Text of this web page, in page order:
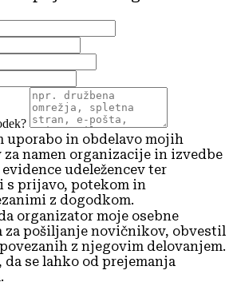
uporabo in obdelavo mojih
namen organizacije in izvedbe
udeležencev ter
s prijavo, potekom in
z dogodkom.
organizator moje osebne
za pošiljanje novičnikov, obvestil
z njegovim delovanjem.
da se lahko od prejemanja